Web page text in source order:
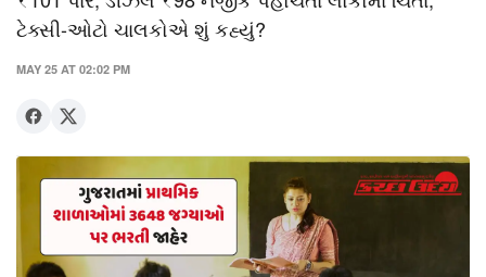
ટેક્સી-ઓટો ચાલકોએ શું કહ્યું?
MAY 25 AT 02:02 PM